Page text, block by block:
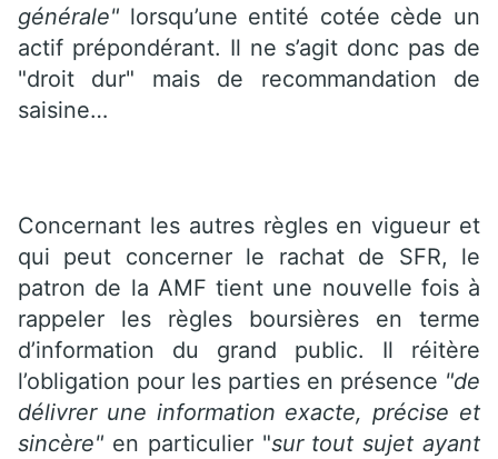
générale" lorsqu’une entité cotée cède un
actif prépondérant. Il ne s’agit donc pas de
"droit dur" mais de recommandation de
saisine…
Concernant les autres règles en vigueur et
qui peut concerner le rachat de SFR, le
patron de la AMF tient une nouvelle fois à
rappeler les règles boursières en terme
d’information du grand public. Il réitère
l’obligation pour les parties en présence "de
délivrer une information exacte, précise et
sincère" en particulier "sur tout sujet ayant